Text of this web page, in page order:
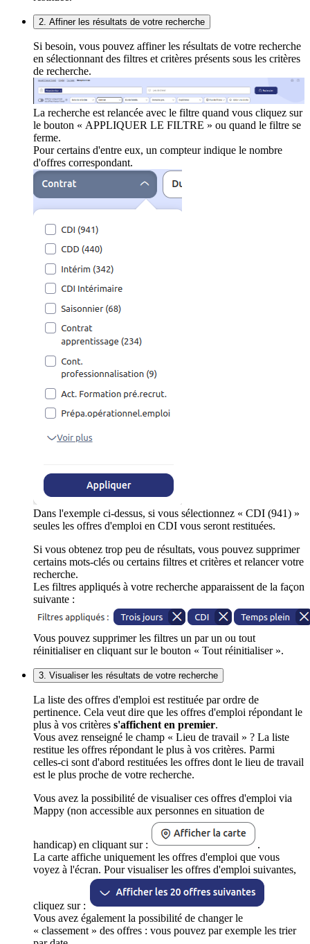
2. Affiner les résultats de votre recherche
Si besoin, vous pouvez affiner les résultats de votre recherche
en sélectionnant des filtres et critères présents sous les critères
de recherche.
La recherche est relancée avec le filtre quand vous cliquez sur
le bouton « APPLIQUER LE FILTRE » ou quand le filtre se
ferme.
Pour certains d'entre eux, un compteur indique le nombre
d'offres correspondant.
Dans l'exemple ci-dessus, si vous sélectionnez « CDI (941) »
seules les offres d'emploi en CDI vous seront restituées.
Si vous obtenez trop peu de résultats, vous pouvez supprimer
certains mots-clés ou certains filtres et critères et relancer votre
recherche.
Les filtres appliqués à votre recherche apparaissent de la façon
suivante :
Vous pouvez supprimer les filtres un par un ou tout
réinitialiser en cliquant sur le bouton « Tout réinitialiser ».
3. Visualiser les résultats de votre recherche
La liste des offres d'emploi est restituée par ordre de
pertinence. Cela veut dire que les offres d'emploi répondant le
plus à vos critères s'affichent en premier.
Vous avez renseigné le champ « Lieu de travail » ? La liste
restitue les offres répondant le plus à vos critères. Parmi
celles-ci sont d'abord restituées les offres dont le lieu de travail
est le plus proche de votre recherche.
Vous avez la possibilité de visualiser ces offres d'emploi via
Mappy (non accessible aux personnes en situation de
handicap) en cliquant sur :
.
La carte affiche uniquement les offres d'emploi que vous
voyez à l'écran. Pour visualiser les offres d'emploi suivantes,
cliquez sur :
Vous avez également la possibilité de changer le
« classement » des offres : vous pouvez par exemple les trier